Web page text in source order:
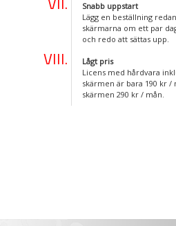
Snabb uppstart
Lägg en beställning
skärmarna om ett par
och redo att sättas upp.
Lågt pris
Licens med hårdvara
skärmen är bara 190 kr /
skärmen 290 kr / mån.